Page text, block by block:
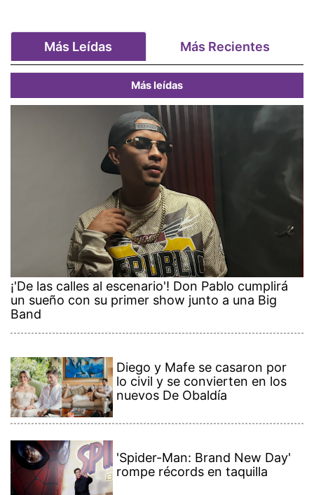
Más Leídas Más Recientes
Más leídas
¡'De las calles al escenario'! Don Pablo cumplirá
un sueño con su primer show junto a una Big
Band
Diego y Mafe se casaron por
lo civil y se convierten en los
nuevos De Obaldía
'Spider-Man: Brand New Day'
rompe récords en taquilla